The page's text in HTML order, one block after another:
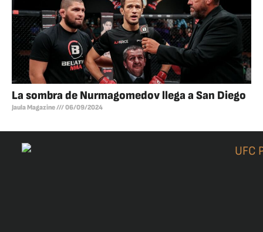
La sombra de Nurmagomedov llega a San Diego
Jaula Magazine 06/09/2024